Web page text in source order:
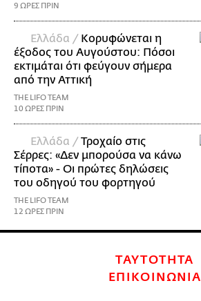
9 ΩΡΕΣ ΠΡΙΝ
Ελλάδα / Κορυφώνεται η
έξοδος του Αυγούστου: Πόσοι
εκτιμάται ότι φεύγουν σήμερα
από την Αττική
THE LIFO TEAM
10 ΩΡΕΣ ΠΡΙΝ
Ελλάδα /Τροχαίο στις
Σέρρες: «Δεν μπορούσα να κάνω
τίποτα» - Οι πρώτες δηλώσεις
του οδηγού του φορτηγού
THE LIFO TEAM
12 ΩΡΕΣ ΠΡΙΝ
ΤΑΥΤΟΤΗΤΑ
ΕΠΙΚΟΙΝΩΝΙΑ